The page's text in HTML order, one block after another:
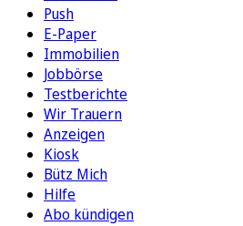
Push
E-Paper
Immobilien
Jobbörse
Testberichte
Wir Trauern
Anzeigen
Kiosk
Bütz Mich
Hilfe
Abo kündigen